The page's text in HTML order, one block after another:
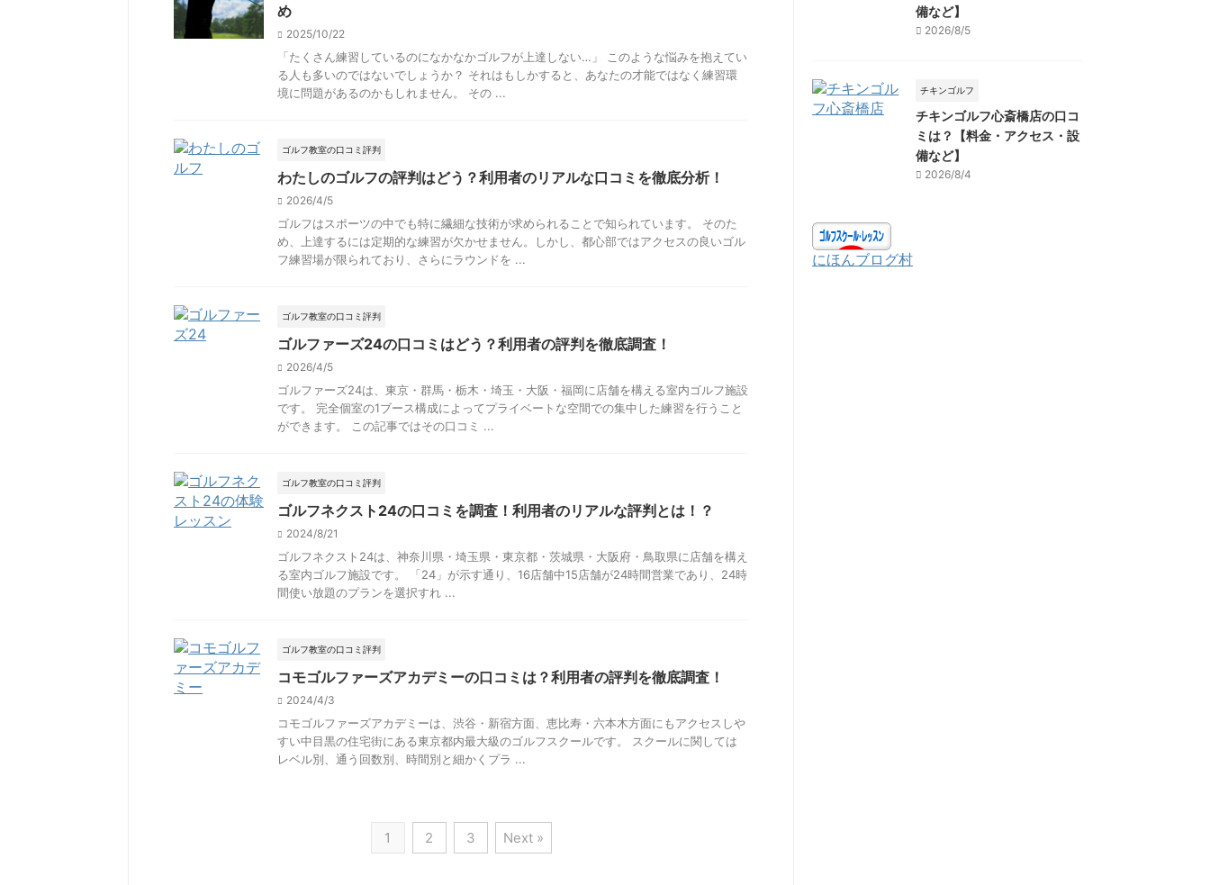
め
2025/10/22
「たくさん練習しているのになかなかゴルフが上達しない…」 このような悩みを抱えてい
る人も多いのではないでしょうか？ それはもしかすると、あなたの才能ではなく練習環
境に問題があるのかもしれません。 その ...
ゴルフ教室の口コミ評判
わたしのゴルフの評判はどう？利用者のリアルな口コミを徹底分析！
2026/4/5
ゴルフはスポーツの中でも特に繊細な技術が求められることで知られています。 そのた
め、上達するには定期的な練習が欠かせません。しかし、都心部ではアクセスの良いゴル
フ練習場が限られており、さらにラウンドを ...
ゴルフ教室の口コミ評判
ゴルファーズ24の口コミはどう？利用者の評判を徹底調査！
2026/4/5
ゴルファーズ24は、東京・群馬・栃木・埼玉・大阪・福岡に店舗を構える室内ゴルフ施設
です。 完全個室の1ブース構成によってプライベートな空間での集中した練習を行うこと
ができます。 この記事ではその口コミ ...
ゴルフ教室の口コミ評判
ゴルフネクスト24の口コミを調査！利用者のリアルな評判とは！？
2024/8/21
ゴルフネクスト24は、神奈川県・埼玉県・東京都・茨城県・大阪府・鳥取県に店舗を構え
る室内ゴルフ施設です。 「24」が示す通り、16店舗中15店舗が24時間営業であり、24時
間使い放題のプランを選択すれ ...
ゴルフ教室の口コミ評判
コモゴルファーズアカデミーの口コミは？利用者の評判を徹底調査！
2024/4/3
コモゴルファーズアカデミーは、渋谷・新宿方面、恵比寿・六本木方面にもアクセスしや
すい中目黒の住宅街にある東京都内最大級のゴルフスクールです。 スクールに関しては
レベル別、通う回数別、時間別と細かくプラ ...
1 2 3 Next »
備など】
2026/8/5
チキンゴルフ
チキンゴルフ心斎橋店の口コ
ミは？【料金・アクセス・設
備など】
2026/8/4
にほんブログ村